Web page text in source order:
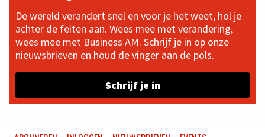
De wereld verandert snel en voor je het weet, hol je
achter de feiten aan. Wees mee met verandering,
wees mee met Business AM. Schrijf je in op onze
nieuwsbrieven en houd de vinger aan de pols.
Schrijf je in